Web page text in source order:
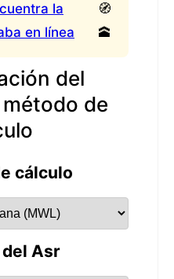
la
en línea
🧭
🕋
del
de
cálculo
Asr